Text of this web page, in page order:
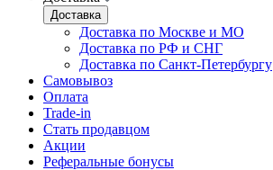
Доставка
Доставка по Москве и МО
Доставка по РФ и СНГ
Доставка по Санкт-Петербургу
Самовывоз
Оплата
Trade-in
Стать продавцом
Акции
Реферальные бонусы